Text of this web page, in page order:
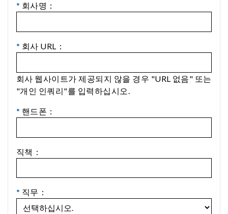
* 회사명：
* 회사 URL：
회사 웹사이트가 제공되지 않을 경우 "URL 없음" 또는
"개인 인쿼리"를 입력하십시오.
* 핸드폰：
직책：
* 직무：